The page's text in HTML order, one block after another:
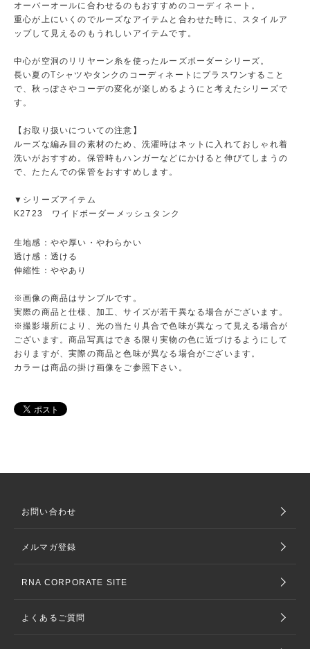
オーバーオールに合わせるのもおすすめのコーディネート。
重心が上にいくのでルーズなアイテムと合わせた時に、スタイルア
ップして見えるのもうれしいアイテムです。
中心が空洞のリリヤーン糸を使ったルーズボーダーシリーズ。
長い夏のTシャツやタンクのコーディネートにプラスワンすること
で、秋っぽさやコーデの変化が楽しめるようにと考えたシリーズで
す。
【お取り扱いについての注意】
ルーズな編み目の素材のため、洗濯時はネットに入れておしゃれ着
洗いがおすすめ。保管時もハンガーなどにかけると伸びてしまうの
で、たたんでの保管をおすすめします。
▼シリーズアイテム
K2723 ワイドボーダーメッシュタンク
生地感：やや厚い・やわらかい
透け感：透ける
伸縮性：ややあり
※画像の商品はサンプルです。
実際の商品と仕様、加工、サイズが若干異なる場合がございます。
※撮影場所により、光の当たり具合で色味が異なって見える場合が
ございます。商品写真はできる限り実物の色に近づけるようにして
おりますが、実際の商品と色味が異なる場合がございます。
カラーは商品の掛け画像をご参照下さい。
お問い合わせ
メルマガ登録
RNA CORPORATE SITE
よくあるご質問